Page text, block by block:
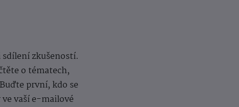
zkušeností.
o tématech,
první, kdo se
vaší e-mailové